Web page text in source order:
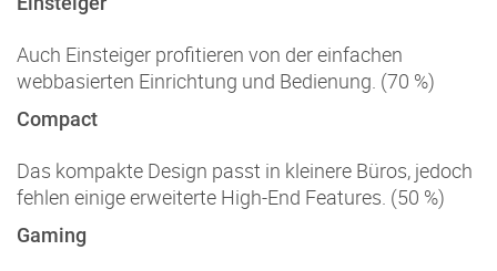
Auch Einsteiger profitieren von der einfachen
webbasierten Einrichtung und Bedienung. (70 %)
Compact
Das kompakte Design passt in kleinere Büros, jedoch
fehlen einige erweiterte High-End Features. (50 %)
Gaming